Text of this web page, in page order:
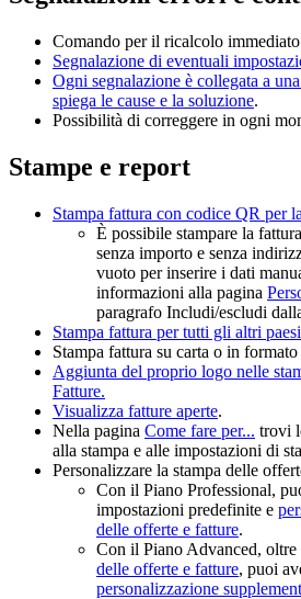
Comando per il ricalcolo
Segnalazione di eventuali
Ogni segnalazione è collegata a
spiega le cause e la soluzione.
Possibilità di correggere in ogni
Stampe e report
Stampa fattura con codice QR per
È possibile stampare la
senza importo e senza
vuoto per inserire i dati
informazioni alla pagina
paragrafo Includi/escludi
Stampa fattura per tutti gli altri paesi
Stampa fattura su carta o in
Aggiunta del proprio logo nelle
Fatture.
Visualizza fatture aperte.
Nella pagina Come fare per... trovi
alla stampa e alle impostazioni di
Personalizzare la stampa delle
Con il Piano Professional,
impostazioni predefinite e
delle offerte e fatture.
Con il Piano Advanced, oltre
delle offerte e fatture, puoi
personalizzazione